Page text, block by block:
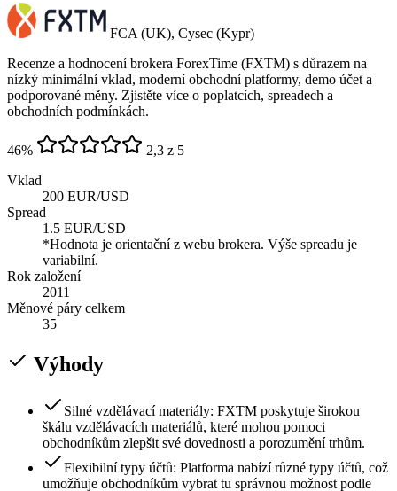
FCA (UK), Cysec (Kypr)
Recenze a hodnocení brokera ForexTime (FXTM) s důrazem na
nízký minimální vklad, moderní obchodní platformy, demo účet a
podporované měny. Zjistěte více o poplatcích, spreadech a
obchodních podmínkách.
46%
2,3 z 5
Vklad
200 EUR/USD
Spread
1.5 EUR/USD
*Hodnota je orientační z webu brokera. Výše spreadu je
variabilní.
Rok založení
2011
Měnové páry celkem
35
Výhody
Silné vzdělávací materiály: FXTM poskytuje širokou
škálu vzdělávacích materiálů, které mohou pomoci
obchodníkům zlepšit své dovednosti a porozumění trhům.
Flexibilní typy účtů: Platforma nabízí různé typy účtů, což
umožňuje obchodníkům vybrat tu správnou možnost podle